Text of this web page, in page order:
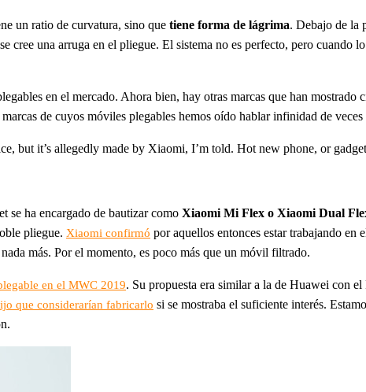
un ratio de curvatura, sino que tiene forma de lágrima. Debajo de la
cree una arruga en el pliegue. El sistema no es perfecto, pero cuando
en el mercado. Ahora bien, hay otras marcas que han
marcas de cuyos móviles plegables hemos oído hablar infinidad de
but it’s allegedly made by Xiaomi, I’m told. Hot new phone, or
se ha encargado de bautizar como Xiaomi Mi Flex o Xiaomi Dual
pliegue. Xiaomi confirmó por aquellos entonces estar trabajando
más. Por el momento, es poco más que un móvil filtrado.
en el MWC 2019. Su propuesta era similar a la de Huawei con
que considerarían fabricarlo si se mostraba el suficiente interés.